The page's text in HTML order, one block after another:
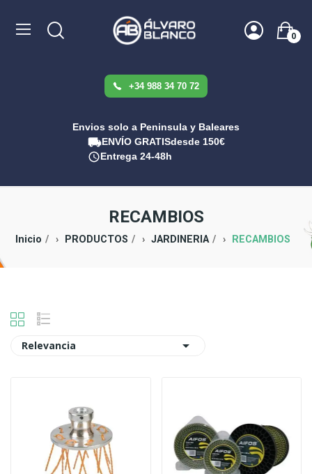
0
+34 988 34 70 72
Envios solo a Peninsula y Baleares
ENVÍO GRATISdesde 150€
Entrega 24-48h
RECAMBIOS
Inicio PRODUCTOS JARDINERIA RECAMBIOS
Relevancia 